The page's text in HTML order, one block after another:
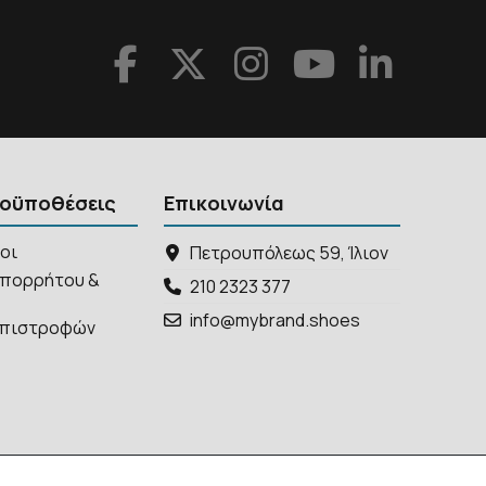
&
Επικοινωνία
Πετρουπόλεως 59, Ίλιον
210 2323 377
info@mybrand.shoes